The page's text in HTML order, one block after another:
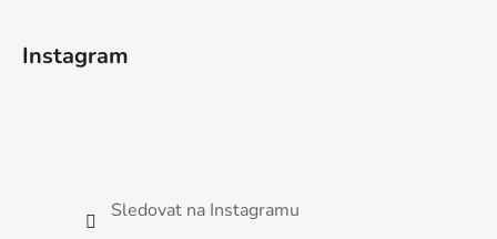
Instagram
Sledovat na Instagramu